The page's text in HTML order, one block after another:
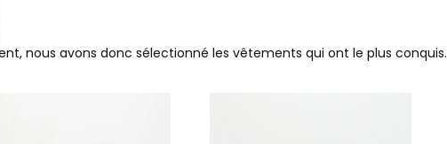
nous avons donc sélectionné les vêtements qui ont le plus conquis.